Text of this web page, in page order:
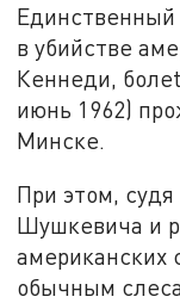
в убийстве
Кеннеди,
июнь 1962)
Минске.
При этом,
Шушкевича и
американских
обычным